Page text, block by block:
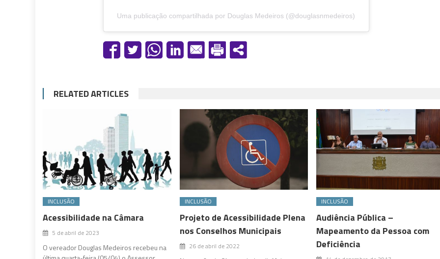
Uma publicação compartilhada por Douglas Medeiros (@douglasnmedeiros)
RELATED ARTICLES
INCLUSÃO
Acessibilidade na Câmara
5 de abril de 2023
O vereador Douglas Medeiros recebeu na
INCLUSÃO
Projeto de Acessibilidade Plena
nos Conselhos Municipais
26 de abril de 2022
INCLUSÃO
Audiência Pública –
Mapeamento da Pessoa com
Deficiência